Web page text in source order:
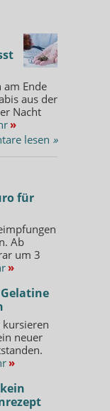
am Ende
aus der
Nacht
»
lesen »
für
Ab
um 3
»
kursieren
neuer
»